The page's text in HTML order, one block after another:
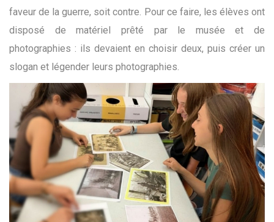
faveur de la guerre, soit contre. Pour ce faire, les élèves ont
disposé de matériel prêté par le musée et de
photographies : ils devaient en choisir deux, puis créer un
slogan et légender leurs photographies.